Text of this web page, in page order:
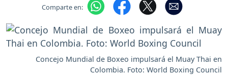
Comparte en:
Concejo Mundial de Boxeo impulsará el Muay Thai en
Colombia. Foto: World Boxing Council